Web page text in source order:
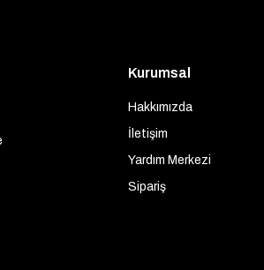
Kurumsal
Hakkımızda
İletişim
Yardım Merkezi
Sipariş